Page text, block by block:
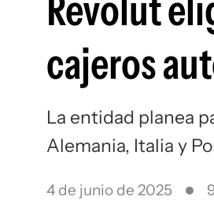
cajeros
La entidad planea
Alemania, Italia y
4 de junio de 2025